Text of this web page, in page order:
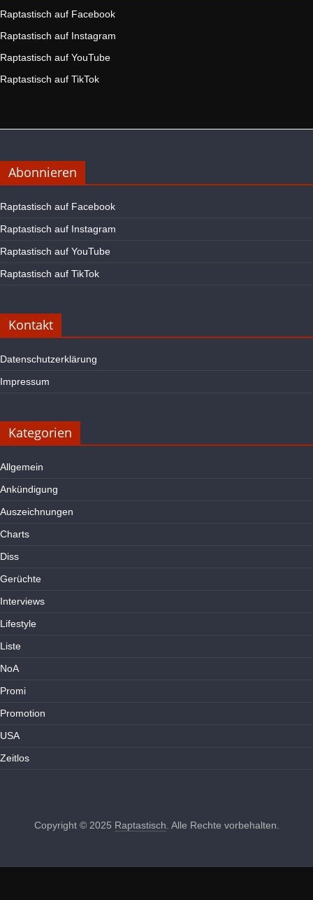
Raptastisch auf Facebook
Raptastisch auf Instagram
Raptastisch auf YouTube
Raptastisch auf TikTok
Abonnieren
Raptastisch auf Facebook
Raptastisch auf Instagram
Raptastisch auf YouTube
Raptastisch auf TikTok
Kontakt
Datenschutzerklärung
Impressum
Kategorien
Allgemein
Ankündigung
Auszeichnungen
Charts
Diss
Gerüchte
Interviews
Lifestyle
Liste
NoA
Promi
Promotion
USA
Zeitlos
Copyright © 2025 Raptastisch. Alle Rechte vorbehalten.